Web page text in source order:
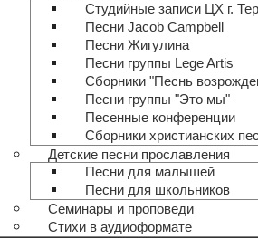
Студийные записи ЦХ г.
Песни Jacob Campbell
Песни Жигулина
Песни группы Lege Artis
Сборники "Песнь
Песни группы "Это мы"
Песенные конференции
Сборники христианских
Детские песни прославления
Песни для малышей
Песни для школьников
Семинары и проповеди
Стихи в аудиоформате